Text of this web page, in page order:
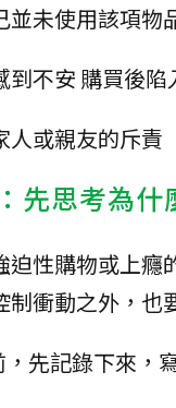
並未使用該項物
到不安 購買後
人或親友的斥責
先思考為什
迫性購物或上
衝動之外，也
先記錄下來，